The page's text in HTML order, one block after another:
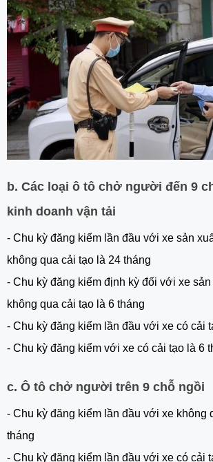
b. Các loại ô tô chở người đến 9
kinh doanh vận tải
- Chu kỳ đăng kiểm lần đầu với xe sản
không qua cải tạo là 24 tháng
- Chu kỳ đăng kiểm định kỳ đối với xe
không qua cải tạo là 6 tháng
- Chu kỳ đăng kiểm lần đầu với xe có cải
- Chu kỳ đăng kiểm với xe có cải tạo là 6
c. Ô tô chở người trên 9 chỗ ngồi
- Chu kỳ đăng kiểm lần đầu với xe không
tháng
- Chu kỳ đăng kiểm lần đầu với xe có cải